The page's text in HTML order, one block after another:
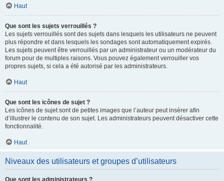
Haut
Que sont les sujets verrouillés ?
Les sujets verrouillés sont des sujets dans lesquels les utilisateurs ne peuvent
plus répondre et dans lesquels les sondages sont automatiquement expirés.
Les sujets peuvent être verrouillés par un administrateur ou un modérateur du
forum pour de multiples raisons. Vous pouvez également verrouiller vos
propres sujets, si cela a été autorisé par les administrateurs.
Haut
Que sont les icônes de sujet ?
Les icônes de sujet sont de petites images que l’auteur peut insérer afin
d’illustrer le contenu de son sujet. Les administrateurs peuvent désactiver cette
fonctionnalité.
Haut
Niveaux des utilisateurs et groupes d’utilisateurs
Que sont les administrateurs ?